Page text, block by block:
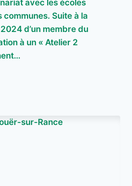
avec les écoles
communes. Suite à la
d’un membre du
à un « Atelier 2